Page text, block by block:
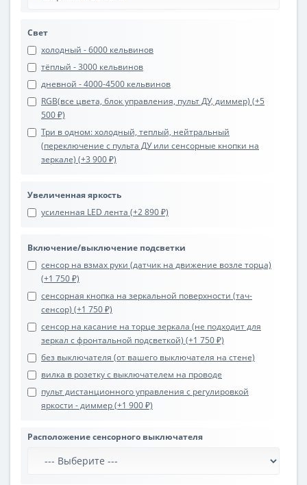
Свет
холодный - 6000 кельвинов
тёплый - 3000 кельвинов
дневной - 4000-4500 кельвинов
RGB(все цвета, блок управления, пульт ДУ, диммер) (+5
500 ₽)
Три в одном: холодный, теплый, нейтральный
(переключение с пульта ДУ или сенсорные кнопки на
зеркале) (+3 900 ₽)
Увеличенная яркость
усиленная LED лента (+2 890 ₽)
Включение/выключение подсветки
сенсор на взмах руки (датчик на движение возле торца)
(+1 750 ₽)
сенсорная кнопка на зеркальной поверхности (тач-
сенсор) (+1 750 ₽)
сенсор на касание на торце зеркала (не подходит для
зеркал с фронтальной подсветкой) (+1 750 ₽)
без выключателя (от вашего выключателя на стене)
вилка в розетку с выключателем на проводе
пульт дистанционного управления с регулировкой
яркости - диммер (+1 900 ₽)
Расположение сенсорного выключателя